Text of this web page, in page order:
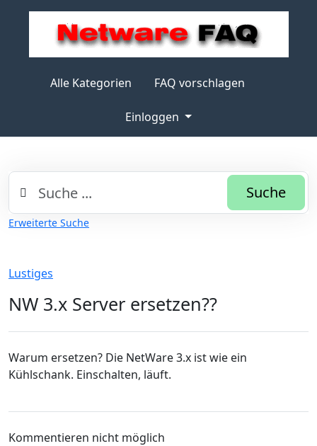
Alle Kategorien FAQ vorschlagen
Einloggen
Suche
Erweiterte Suche
Lustiges
NW 3.x Server ersetzen??
Warum ersetzen? Die NetWare 3.x ist wie ein
Kühlschank. Einschalten, läuft.
Kommentieren nicht möglich